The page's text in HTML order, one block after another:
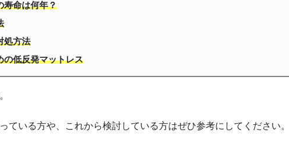
寿命は何年？
処方法
の低反発マットレス
ている方や、これから検討している方はぜひ参考にしてください。